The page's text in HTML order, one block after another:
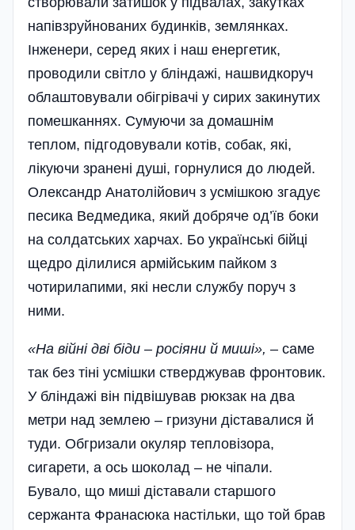
напівзруйнованих будинків, землянках.
Інженери, серед яких і наш енергетик,
проводили світло у бліндажі, нашвидкоруч
облаштовували обігрівачі у сирих закинутих
помешканнях. Сумуючи за домашнім
теплом, підгодовували котів, собак, які,
лікуючи зранені душі, горнулися до людей.
Олександр Анатолійович з усмішкою згадує
песика Ведмедика, який добряче од’їв боки
на солдатських харчах. Бо українські бійці
щедро ділилися армійським пайком з
чотирилапими, які несли службу поруч з
ними.
«На війні дві біди – росіяни й миші», – саме
так без тіні усмішки стверджував фронтовик.
У бліндажі він підвішував рюкзак на два
метри над землею – гризуни діставалися й
туди. Обгризали окуляр тепловізора,
сигарети, а ось шоколад – не чіпали.
Бувало, що миші діставали старшого
сержанта Франасюка настільки, що той брав